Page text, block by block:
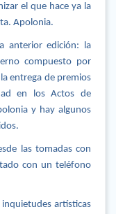
el que hace ya la
Apolonia.
anterior edición: la
compuesto por
entrega de premios
en los Actos de
y hay algunos
las tomadas con
con un teléfono
artísticas